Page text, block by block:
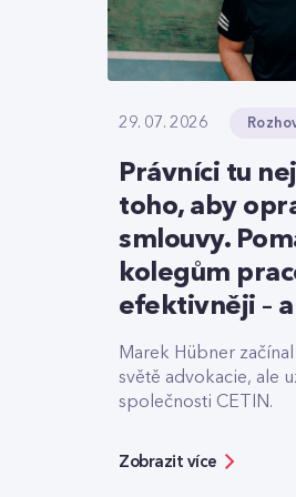
29. 07. 2026
Právníci tu
toho, aby
smlouvy.
kolegům
efektivněji –
Marek Hübner
světě advokacie, ale
společnosti CETIN.
Zobrazit více